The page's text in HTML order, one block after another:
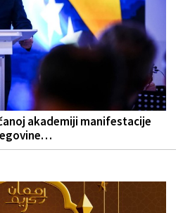
akademiji manifestacije